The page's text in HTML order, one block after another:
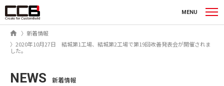
MENU
ホーム新着情報
2020年10月27日 結城第1工場、結城第2工場で第19回改善発表会が開催されま
した。
NEWS 新着情報